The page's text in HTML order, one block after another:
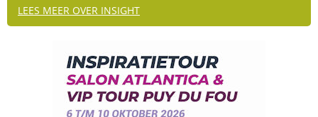
LEES MEER OVER INSIGHT